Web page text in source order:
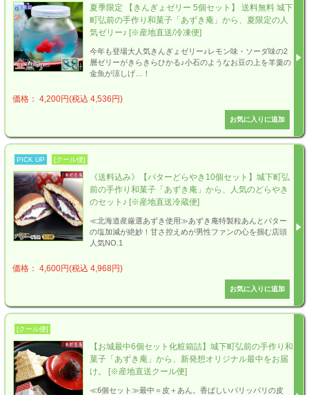
夏季限定 【きんぎょゼリー 5個セット】 送料無料 城下
町弘前の手作り和菓子「あずき庵」から、夏限定の人
気ゼリー♪ [※産地直送/冷凍便]
今年も登場大人気きんぎょゼリー♪レモン味・ソーダ味の2
層ゼリーがきらきらひかる♪小石のようなお豆の上を羊羹の
金魚が涼しげ…！
価格： 4,200円(税込 4,536円)
PICK UP [クール便]
《送料込み》【バターどらやき10個セット】城下町弘
前の手作り和菓子「あずき庵」から、人気のどらやき
のセット♪ [※産地直送冷蔵便]
≪北海道産厳選あずき使用≫あずき庵特製粒あんとバター
の塩加減が絶妙！甘さ控えめが男性ファンの心を掴む店頭
人気NO.1
価格： 4,600円(税込 4,968円)
[クール便]
【お城最中6個セット化粧箱詰】城下町弘前の手作り和
菓子「あずき庵」から、新発想オリジナル最中をお届
け。 [※産地直送クール便]
≪6個セット≫最中＝皮＋あん。香ばしいパリッパリの皮